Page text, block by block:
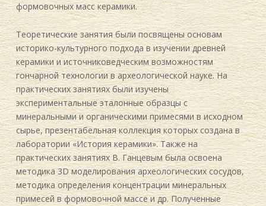
формовочных масс керамики.
Теоретические занятия были посвящены основам
историко-культурного подхода в изучении древней
керамики и источниковедческим возможностям
гончарной технологии в археологической науке. На
практических занятиях были изучены
экспериментальные эталонные образцы с
минеральными и органическими примесями в исходном
сырье, презентабельная коллекция которых создана в
лаборатории «История керамики». Также на
практических занятиях В. Ганцевым была освоена
методика 3D моделирования археологических сосудов,
методика определения концентрации минеральных
примесей в формовочной массе и др. Полученные